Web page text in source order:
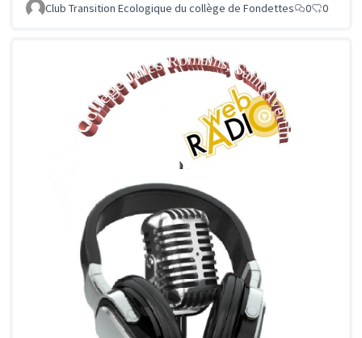
Club Transition Ecologique du collège de Fondettes 0 0